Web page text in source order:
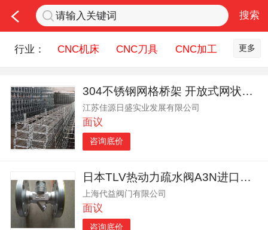
行业： CNC机床 CNC刀具
CNC加工
润滑油
机器人
测量设备
机床刀具服务
更多
304不锈钢网格桥架 开放式网状电缆桥架
江苏佳源日盛实业发展有限公司
面议
咨询底价
日本TLV热动力疏水阀A3N进口阀门 上海
上海代益阀门有限公司
面议
咨询底价